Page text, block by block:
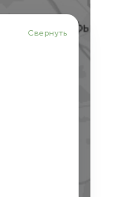
Свернуть